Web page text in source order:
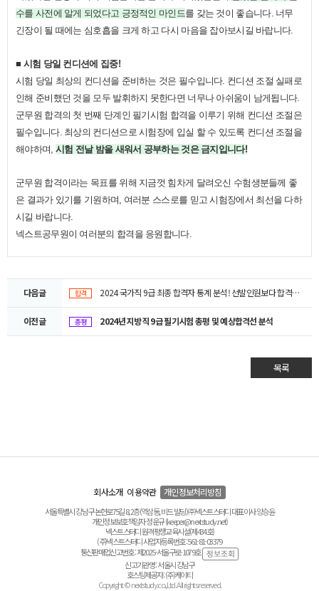
수를 사전에 알게 되었다고 긍정적인 마인드를 갖는 것이 좋습니다. 너무
긴장이 될 때에는 심호흡을 크게 하고 다시 마음을 잡아보시길 바랍니다.
■ 시험 당일 컨디션에 집중!
시험 당일 최상의 컨디션을 준비하는 것은 필수입니다. 컨디션 조절 실패로
인해 준비했던 것을 모두 발휘하지 못한다면 너무나 아쉬움이 남게됩니다.
군무원 합격의 첫 번째 단계인 필기시험 합격을 이루기 위해 컨디션 조절은
필수입니다. 최상의 컨디션으로 시험장에 입실 할 수 있도록 컨디션 조절을
해야하며 시험 전날 밤을 새워서 공부하는 것은 금지입니다!
군무원 합격이라는 목표를 위해 지금껏 힘차게 달려오신 수험생분들께 좋
은 결과가 있기를 기원하며 여러분 스스로를 믿고 시험장에서 최선을 다하
시길 바랍니다.
넥스트공무원이 여러분의 합격을 응원합니다.
다음글 합격 2024 국가직 9급 최종 합격자 통계 분석! 선발인원보다 합격인원이 많은 이유는?
이전글 총평 2024년 지방직 9급 필기시험 총평 및 예상합격선 분석
목록
회사소개 이용약관 개인정보처리방침
서울특별시 강남구 논현로75길 8, 2층(역삼동, 비드 빌딩) ㈜넥스트스터디 대표이사 양승윤
개인정보보호책임자 정운규 (keeper@nextstudy.net)
넥스트스터디 원격평생교육시설(제434호)
(주)넥스트스터디 사업자등록번호 : 561-81-03379
통신판매업신고번호 : 제2025-서울구로-1079호
신고기관명 : 서울시 강남구
호스팅제공자 : (주)케이티
Copyright © nextstudy.co.,Ltd. All rights reserved.